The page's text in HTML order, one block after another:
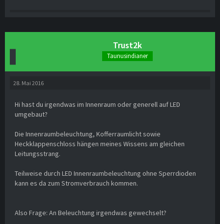
Trust2k
Taunusindianer
28. Mai 2016
Hi hast du irgendwas im Innenraum oder generell auf LED
umgebaut?
Die Innenraumbeleuchtung, Kofferraumlicht sowie
Heckklappenschloss hängen meines Wissens am gleichen
Leitungsstrang.
Teilweise durch LED Innenraumbeleuchtung ohne Sperrdioden
kann es da zum Stromverbrauch kommen.
Also Frage: An Beleuchtung irgendwas gewechselt?